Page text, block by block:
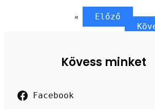
«
Előző
Kövess minket
Facebook